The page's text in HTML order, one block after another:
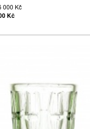
000 Kč
Kč